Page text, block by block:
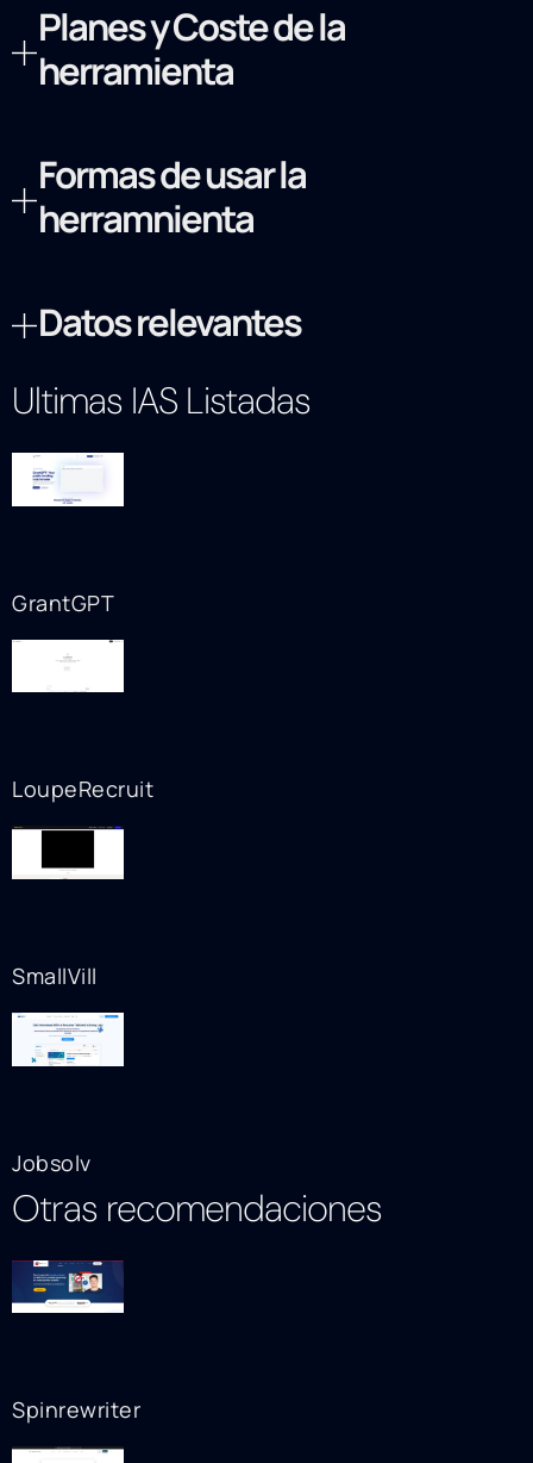
Planes y Coste de la
herramienta
Formas de usar la
herramnienta
Datos relevantes
Ultimas IAS Listadas
GrantGPT
LoupeRecruit
SmallVill
Jobsolv
Otras recomendaciones
Spinrewriter